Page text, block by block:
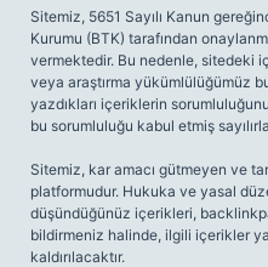
Sitemiz, 5651 Sayılı Kanun
Kurumu (BTK) tarafından
vermektedir. Bu nedenle, sitedeki
veya araştırma yükümlülüğümüz
yazdıkları içeriklerin
bu sorumluluğu kabul etmiş
Sitemiz, kar amacı gütmeyen ve
platformudur. Hukuka ve yasal
düşündüğünüz içerikleri,
bildirmeniz halinde, ilgili içerikler
kaldırılacaktır.